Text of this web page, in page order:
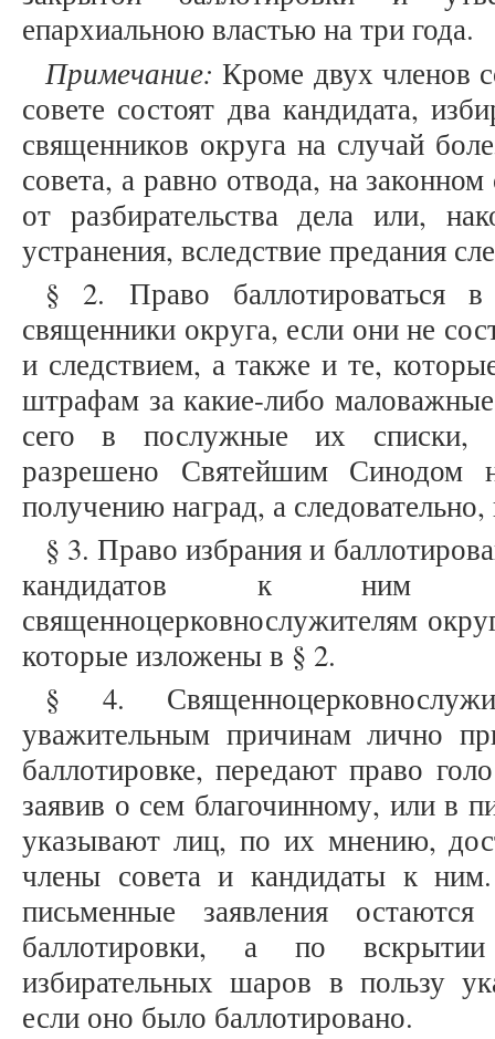
епархиальною властью на три года.
Примечание:Кроме двух членов
совете состоят два кандидата,
священников округа на случай
совета, а равно отвода, на
от разбирательства дела или,
устранения, вследствие предания
§ 2. Право баллотироваться
священники округа, если они не
и следствием, а также и те,
штрафам за какие-либо
сего в послужные их списки,
разрешено Святейшим Синодом
получению наград, а
§ 3. Право избрания и
кандидатов к ним
священноцерковнослужителям
которые изложены в § 2.
§ 4.
уважительным причинам лично
баллотировке, передают право
заявив о сем благочинному, или в
указывают лиц, по их мнению,
члены совета и кандидаты к
письменные заявления
баллотировки, а по
избирательных шаров в пользу
если оно было баллотировано.